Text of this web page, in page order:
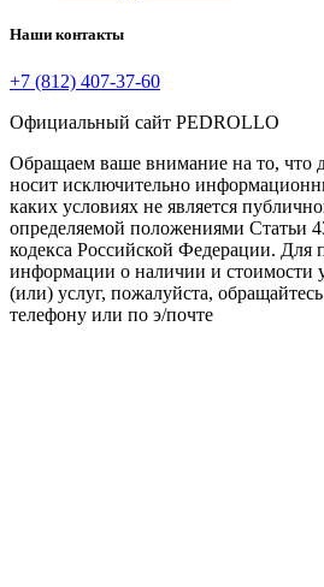
Наши контакты
+7 (812) 407-37-60
Официальный сайт PEDROLLO
Обращаем ваше внимание на то, что
носит исключительно
каких условиях не является
определяемой положениями Статьи
кодекса Российской Федерации. Для
информации о наличии и стоимости
(или) услуг, пожалуйста,
телефону или по э/почте